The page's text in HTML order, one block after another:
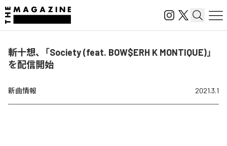
斬十想、「Society (feat. BOW$ERH K MONTIQUE)」
を配信開始
新曲情報 2021.3.1